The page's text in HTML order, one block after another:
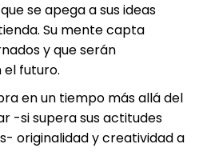
se apega a sus ideas
Su mente capta
y que serán
futuro.
en un tiempo más allá del
-si supera sus actitudes
originalidad y creatividad a